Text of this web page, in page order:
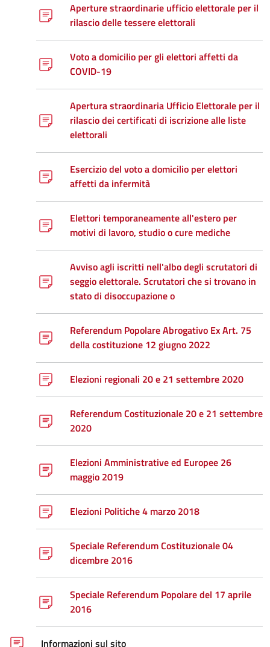
Aperture straordinarie ufficio elettorale per il
rilascio delle tessere elettorali
Voto a domicilio per gli elettori affetti da
COVID-19
Apertura straordinaria Ufficio Elettorale per il
rilascio dei certificati di iscrizione alle liste
elettorali
Esercizio del voto a domicilio per elettori
affetti da infermità
Elettori temporaneamente all'estero per
motivi di lavoro, studio o cure mediche
Avviso agli iscritti nell'albo degli scrutatori di
seggio elettorale. Scrutatori che si trovano in
stato di disoccupazione o
Referendum Popolare Abrogativo Ex Art. 75
della costituzione 12 giugno 2022
Elezioni regionali 20 e 21 settembre 2020
Referendum Costituzionale 20 e 21 settembre
2020
Elezioni Amministrative ed Europee 26
maggio 2019
Elezioni Politiche 4 marzo 2018
Speciale Referendum Costituzionale 04
dicembre 2016
Speciale Referendum Popolare del 17 aprile
2016
Informazioni sul sito